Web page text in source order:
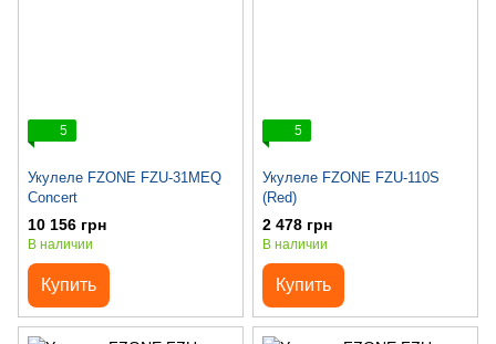
5
Укулеле FZONE FZU-31MEQ
Concert
10 156 грн
В наличии
Купить
5
Укулеле FZONE FZU-110S
(Red)
2 478 грн
В наличии
Купить